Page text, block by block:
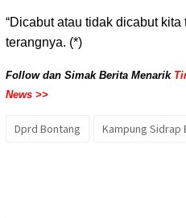
“Dicabut atau tidak dicabut kita
terangnya. (*)
Follow dan Simak Berita Menarik
News >>
Dprd Bontang Kampung Sidrap